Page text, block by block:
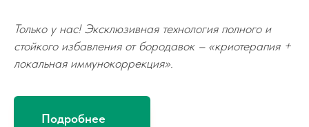
Только у нас! Эксклюзивная технология полного и
стойкого избавления от бородавок – «криотерапия +
локальная иммунокоррекция».
Подробнее